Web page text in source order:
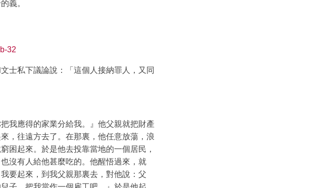
義。
32
士私下議論說：「這個人接納罪人，又同
我應得的家業分給我。』他父親就把財產
，往遠方去了。在那裏，他任意放蕩，浪
困起來。於是他去投靠當地的一個居民，
沒有人給他甚麼吃的。他醒悟過來，就
要起來，到我父親那裏去，對他說：父